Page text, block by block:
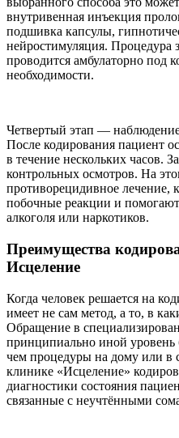
внутривенная инъекция
подшивка капсулы,
нейростимуляция. Процедура
проводится амбулаторно под
необходимости.
Четвертый этап —
После кодирования пациент
в течение нескольких часов.
контрольных осмотров. На
противорецидивное лечение,
побочные реакции и
алкоголя или наркотиков.
Преимущества
Исцеление
Когда человек решается на
имеет не сам метод, а то, в
Обращение в
принципиально иной уровень
чем процедуры на дому или в
клинике «Исцеление»
диагностики состояния
связанные с неучтёнными